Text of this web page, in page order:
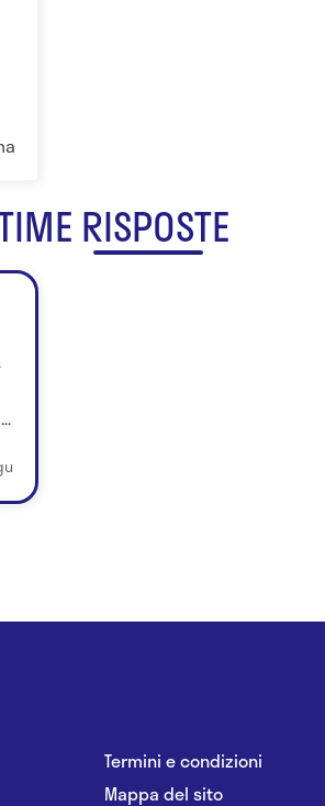
RISPOSTE
Termini e condizioni
Mappa del sito